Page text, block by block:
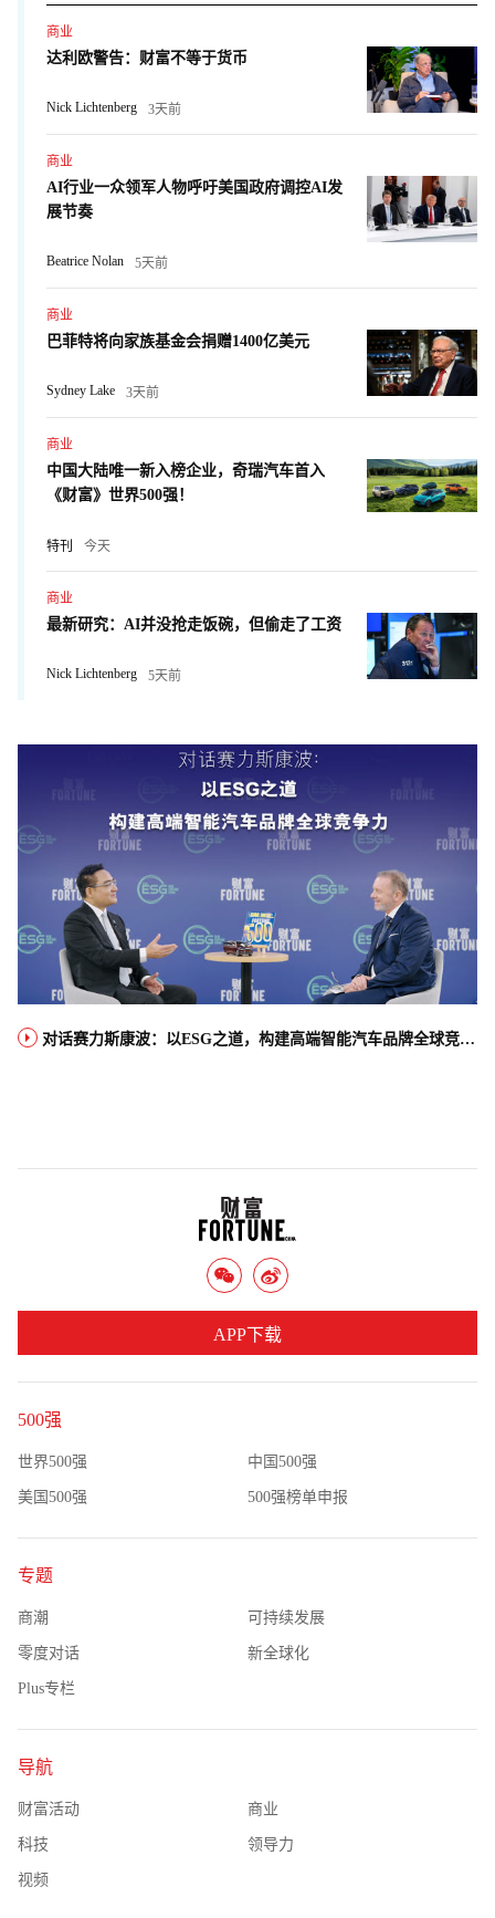
商业
达利欧警告：财富不等于货币
Nick Lichtenberg 3天前
商业
AI行业一众领军人物呼吁美国政府调控AI发
展节奏
Beatrice Nolan 5天前
商业
巴菲特将向家族基金会捐赠1400亿美元
Sydney Lake 3天前
商业
中国大陆唯一新入榜企业，奇瑞汽车首入
《财富》世界500强！
特刊 今天
商业
最新研究：AI并没抢走饭碗，但偷走了工资
Nick Lichtenberg 5天前
对话赛力斯康波：以ESG之道，构建高端智能汽车品牌全球竞争力
500强
世界500强 中国500强
美国500强 500强榜单申报
专题
商潮 可持续发展
零度对话 新全球化
Plus专栏
导航
财富活动 商业
科技 领导力
视频
APP下载